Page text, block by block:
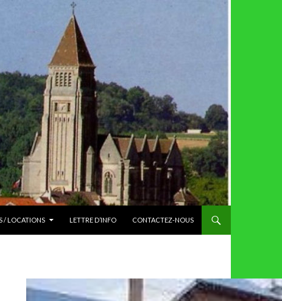
/ LOCATIONS LETTRE D’INFO CONTACTEZ-NOUS